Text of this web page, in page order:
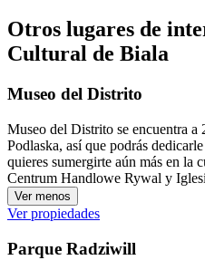
Otros lugares de
Cultural de Biala
Museo del Distrito
Museo del Distrito se encuentra a
Podlaska, así que podrás
quieres sumergirte aún más en la
Centrum Handlowe Rywal y
Ver menos
Ver propiedades
Parque Radziwill